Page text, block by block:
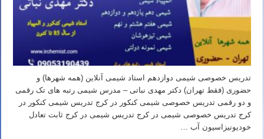
تدریس خصوصی شیمی دوازدهم استاد شیمی آنلاین (همه شهرها) و
حضوری (فقط تهران) دکتر مهدی نباتی – مدرس شیمی رتبه های تک رقمی
و دو رقمی تدریس خصوصی شیمی کنکور در کرج تدریس شیمی کنکور در
کرج تدریس خصوصی شیمی در کرج تدریس شیمی در کرج ثابت تعادل
خودیونیزاسیون آب …